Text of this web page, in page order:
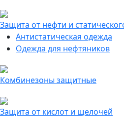
Защита от нефти и
Антистатическая одежда
Одежда для нефтяников
Комбинезоны защитные
Защита от кислот и щелочей